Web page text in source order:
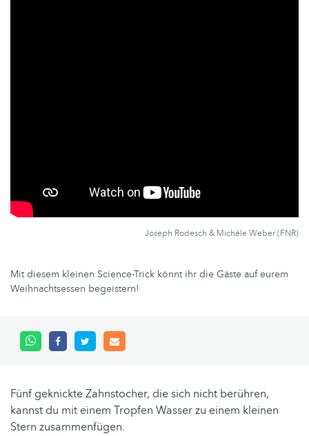
Joseph Rodesch & Michèle Weber (FNR)
Mit diesem kleinen Science-Trick könnt ihr die Gäste auf eurem
Weihnachtsessen begeistern!
Fünf geknickte Zahnstocher, die sich nicht berühren,
kannst du mit einem Tropfen Wasser zu einem kleinen
Stern zusammenfügen.